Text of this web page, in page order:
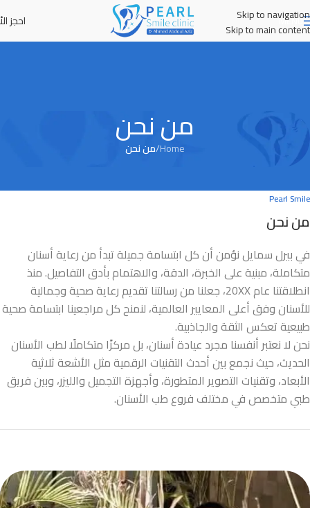
Skip to navigation
Skip to main content
MENU احجز
من نحن
Home
/من نحن
Pearl Smile
من نحن
في بيرل سمايل نؤمن أن كل ابتسامة جميلة تبدأ من رعاية أسنان
متكاملة، مبنية على الخبرة، الدقة، والاهتمام بأدق التفاصيل. منذ
انطلاقتنا عام 20XX، جعلنا من رسالتنا تقديم رعاية صحية وجمالية
للأسنان وفق أعلى المعايير العالمية، لنمنح كل مراجعينا ابتسامة صحية
طبيعية تعكس الثقة والجاذبية.
نحن لا نعتبر أنفسنا مجرد عيادة أسنان، بل مركزًا متكاملًا لطب الأسنان
الحديث، حيث نجمع بين أحدث التقنيات الرقمية مثل الأشعة ثلاثية
الأبعاد، وتقنيات التصوير المتطورة، وأجهزة التجميل والليزر، وبين فريق
طبي متخصص في مختلف فروع طب الأسنان.